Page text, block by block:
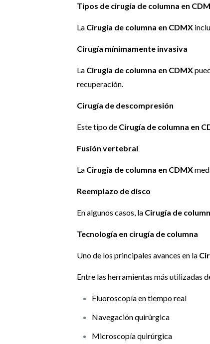
Tipos de cirugía de columna en
La Cirugía de columna en CDMX
Cirugía mínimamente invasiva
La Cirugía de columna en CDMX
recuperación.
Cirugía de descompresión
Este tipo de Cirugía de columna en
Fusión vertebral
La Cirugía de columna en CDMX
Reemplazo de disco
En algunos casos, la Cirugía de
Tecnología en cirugía de columna
Uno de los principales avances en la
Entre las herramientas más utilizadas
Fluoroscopía en tiempo real
Navegación quirúrgica
Microscopía quirúrgica